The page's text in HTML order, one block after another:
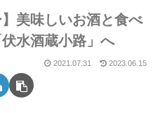
】美味しいお酒と食べ
水酒蔵小路」へ
2021.07.31 2023.06.15